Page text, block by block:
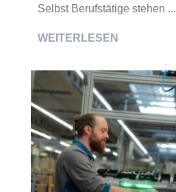
Selbst Berufstätige stehen ...
WEITERLESEN